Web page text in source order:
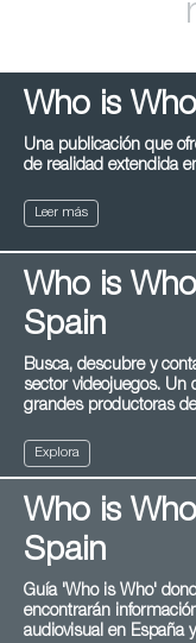
Who is
Una publicación que
de realidad extendida
Leer más
Who is
Spain
Busca, descubre y
sector videojuegos. Un
grandes productoras
Explora
Who is
Spain
Guía 'Who is Who'
encontrarán
audiovisual en España